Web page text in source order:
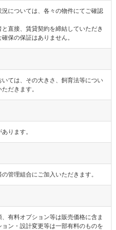
については、各々の物件にてご確認
直接、賃貸契約を締結していただき
保の保証はありません。
ては、その大きさ、飼育法等につい
だきます。
ります。
管理組合にご加入いただきます。
有料オプション等は販売価格に含ま
ン・設計変更等は一部有料のものを